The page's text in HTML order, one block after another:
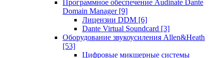
Программное обеспечение Audinate Dante
Domain Manager [9]
Лицензии DDM [6]
Dante Virtual Soundcard [3]
Оборудование звукоусиления Allen&Heath
[53]
Цифровые микшерные системы